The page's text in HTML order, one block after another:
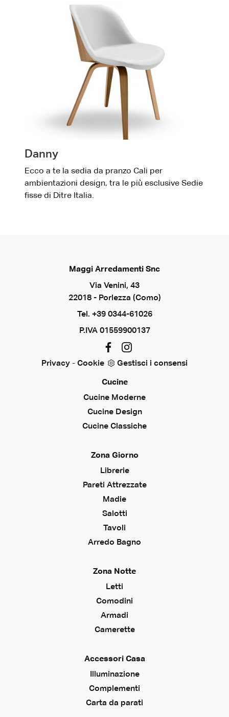
Danny
Ecco a te la sedia da pranzo Cali per
ambientazioni design, tra le più esclusive Sedie
fisse di Ditre Italia.
Maggi Arredamenti Snc
Via Venini, 43
22018 - Porlezza (Como)
Tel. +39 0344-61026
P.IVA 01559900137
Privacy - Cookie Gestisci i consensi
Cucine
Cucine Moderne
Cucine Design
Cucine Classiche
Zona Giorno
Librerie
Pareti Attrezzate
Madie
Salotti
Tavoli
Arredo Bagno
Zona Notte
Letti
Comodini
Armadi
Camerette
Accessori Casa
Illuminazione
Complementi
Carta da parati